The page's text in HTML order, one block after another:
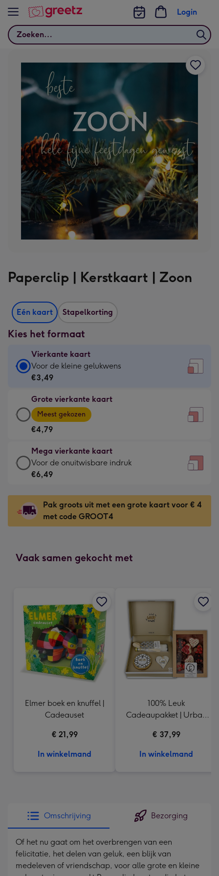
Bekijk meer
Zoeken
Login
Paperclip | Kerstkaart | Zoon
Eén kaart Stapelkorting
Kies het formaat
Vierkante kaart
Vierkante
kaart
€3,49
-
Voor
kleine
gelukwens
-
130
x
130
mm
Voor de kleine gelukwens
€3,49
Grote vierkante kaart
Grote
vierkante
kaart
-
€4,79
-
Meest
-
Dimensions:
167
mm
Meest gekozen
€4,79
Mega vierkante kaart
Mega
vierkante
-
€6,49
-
onuitwisbare
240
x
240
mm
Voor de onuitwisbare indruk
€6,49
Pak groots uit met een grote kaart voor € 4
met code GROOT4
Vaak samen gekocht met
Elmer boek en knuffel |
Cadeauset
€ 21,99
In winkelmand
100% Leuk
Cadeaupakket | Urban
hartjes 155g
€ 37,99
In winkelmand
Omschrijving Bezorging
Of het nu gaat om het overbrengen van een
felicitatie, het delen van geluk, een blijk van
medeleven of vriendschap, voor alle grote en kleine